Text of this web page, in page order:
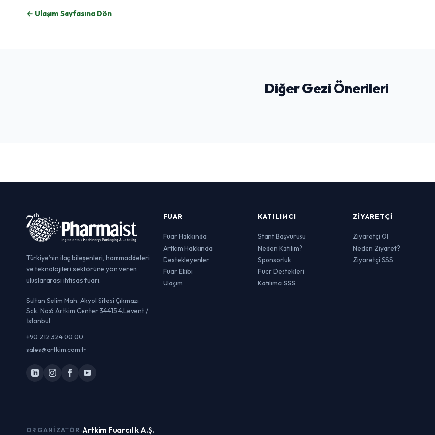
← Ulaşım Sayfasına Dön
Diğer Gezi Önerileri
Boğaz Turu
Türkiye’nin ilaç bileşenleri, hammaddeleri
ve teknolojileri sektörüne yön veren
uluslararası ihtisas fuarı.
Sultan Selim Mah. Akyol Sitesi Çıkmazı
Sok. No:6 Artkim Center 34415 4.Levent /
İstanbul
+90 212 324 00 00
sales@artkim.com.tr
FUAR
Fuar Hakkında
Artkim Hakkında
Destekleyenler
Fuar Ekibi
Ulaşım
KATILIMCI
Stant Başvurusu
Neden Katılım?
Sponsorluk
Fuar Destekleri
Katılımcı SSS
ZIYARETÇI
Ziyaretçi Ol
Neden Ziyaret?
Ziyaretçi SSS
ORGANIZATÖR:Artkim Fuarcılık A.Ş.